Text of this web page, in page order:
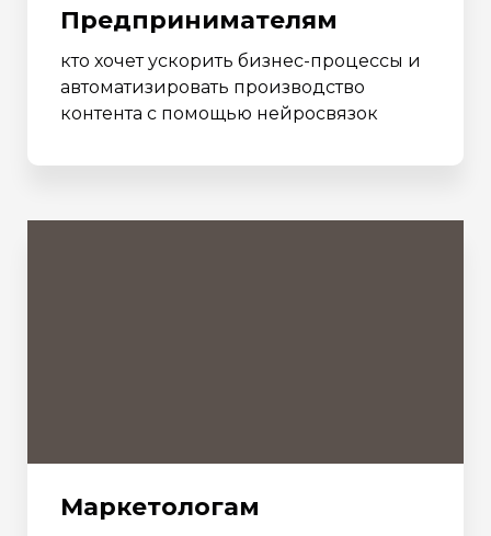
Предпринимателям
кто хочет ускорить бизнес-процессы и
автоматизировать производство
контента с помощью нейросвязок
Маркетологам